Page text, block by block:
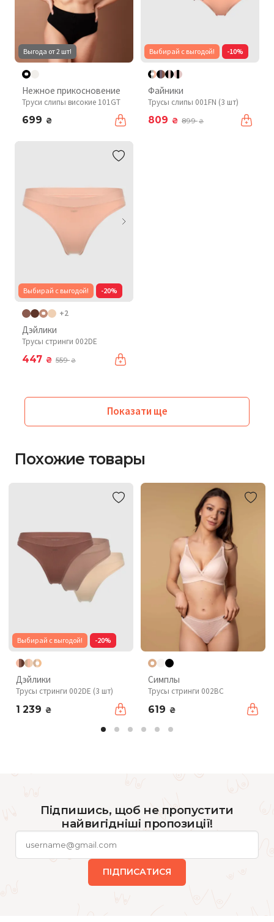
Выгода от 2 шт!
Нежное прикосновение
Труси слипы високие 101GT
699 ₴
Выбирай с выгодой! -10%
Файники
Трусы слипы 001FN (3 шт)
809 ₴ 899₴
Выбирай с выгодой! -20%
+2
Дэйлики
Трусы стринги 002DE
447 ₴ 559₴
Показати ще
Похожие товары
Выбирай с выгодой! -20%
Дэйлики
Трусы стринги 002DE (3 шт)
1 239 ₴
Симплы
Трусы стринги 002BC
619 ₴
Підпишись, щоб не пропустити
найвигідніші пропозиції!
ПІДПИСАТИСЯ